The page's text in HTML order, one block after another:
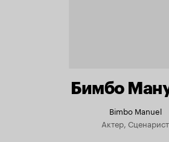
Бимбо
Bimbo Manuel
Актер, Сценарист